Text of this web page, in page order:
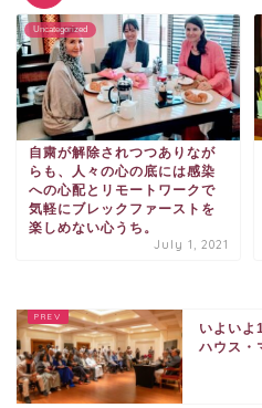
Uncategorized
自粛が解除されつつありなが
らも、人々の心の底には感染
への心配とリモートワークで
気軽にブレックファーストを
楽しめない心うち。
July 1, 2021
いよいよ
ハウス・